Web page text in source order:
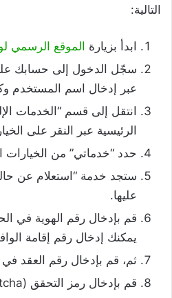
التالية:
ابدأ بزيارة الموقع الرسمي
سجّل الدخول إلى حسابك
عبر إدخال اسم المستخدم
انتقل إلى قسم “الخدمات
الرئيسية عبر النقر على
حدد “خدماتي” من الخيارات
ستجد خدمة “استعلام عن
عليها.
قم بإدخال رقم الهوية في
يمكنك إدخال رقم إقامة
ثم، قم بإدخال رقم العقد
قم بإدخال رمز التحقق (Captcha) بشكل صحيح.